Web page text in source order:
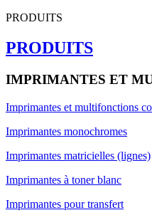
PRODUITS
PRODUITS
IMPRIMANTES ET
Imprimantes et multifonctions
Imprimantes monochromes
Imprimantes matricielles (lignes)
Imprimantes à toner blanc
Imprimantes pour transfert